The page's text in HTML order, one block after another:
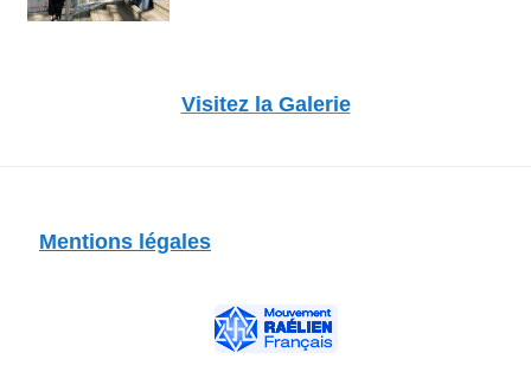
Visitez la Galerie
Mentions légales